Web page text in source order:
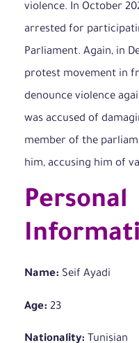
violence. In October
arrested for
Parliament. Again, in
protest movement in
denounce violence
was accused of
member of the
him, accusing him of
Personal
Name: Seif Ayadi
Age: 23
Nationality: Tunisian